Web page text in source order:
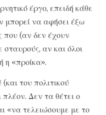
έργο, επειδή κάθε
μπορεί να αφήσει έξω
που (αν δεν έχουν
αν και όλοι
η «προίκα».
του πολιτικού
Δεν τα θέτει ο
«να τελειώσουμε με το